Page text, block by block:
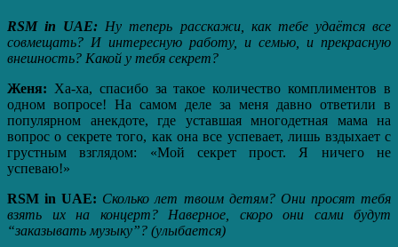
RSM in UAE: Ну теперь расскажи, как тебе удаётся все
совмещать? И интересную работу, и семью, и прекрасную
внешность? Какой у тебя секрет?
Женя: Ха-ха, спасибо за такое количество комплиментов в
одном вопросе! На самом деле за меня давно ответили в
популярном анекдоте, где уставшая многодетная мама на
вопрос о секрете того, как она все успевает, лишь вздыхает с
грустным взглядом: «Мой секрет прост. Я ничего не
успеваю!»
RSM in UAE: Сколько лет твоим детям? Они просят тебя
взять их на концерт? Наверное, скоро они сами будут
“заказывать музыку”? (улыбается)